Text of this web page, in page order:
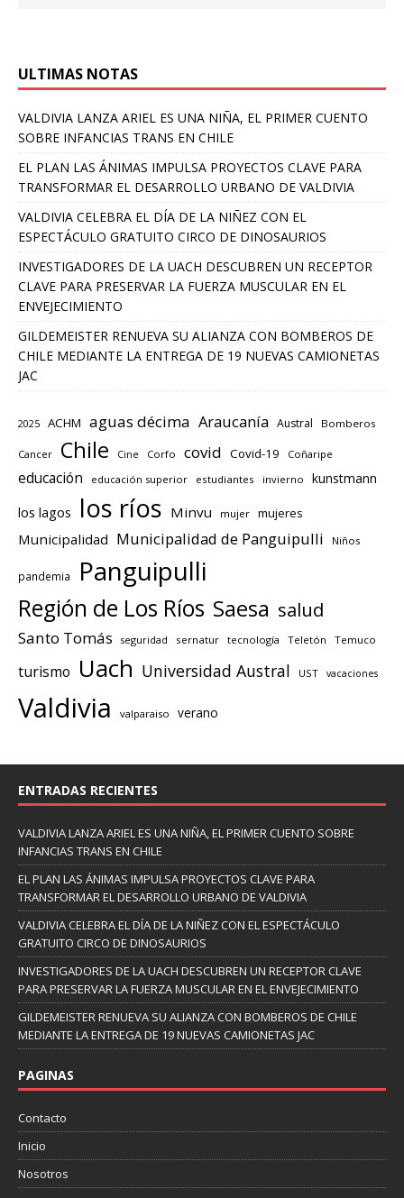
ULTIMAS NOTAS
VALDIVIA LANZA ARIEL ES UNA NIÑA, EL PRIMER CUENTO
SOBRE INFANCIAS TRANS EN CHILE
EL PLAN LAS ÁNIMAS IMPULSA PROYECTOS CLAVE PARA
TRANSFORMAR EL DESARROLLO URBANO DE VALDIVIA
VALDIVIA CELEBRA EL DÍA DE LA NIÑEZ CON EL
ESPECTÁCULO GRATUITO CIRCO DE DINOSAURIOS
INVESTIGADORES DE LA UACH DESCUBREN UN RECEPTOR
CLAVE PARA PRESERVAR LA FUERZA MUSCULAR EN EL
ENVEJECIMIENTO
GILDEMEISTER RENUEVA SU ALIANZA CON BOMBEROS DE
CHILE MEDIANTE LA ENTREGA DE 19 NUEVAS CAMIONETAS
JAC
2025 ACHM aguas décima Araucanía Austral Bomberos
Cancer Chile Cine Corfo covid Covid-19 Coñaripe
educación educación superior estudiantes invierno kunstmann
los lagos los ríos Minvu mujer mujeres
Municipalidad Municipalidad de Panguipulli Niños
pandemia Panguipulli
Región de Los Ríos Saesa salud
Santo Tomás seguridad sernatur tecnología Teletón Temuco
turismo Uach Universidad Austral UST vacaciones
Valdivia valparaiso verano
ENTRADAS RECIENTES
VALDIVIA LANZA ARIEL ES UNA NIÑA, EL PRIMER CUENTO SOBRE
INFANCIAS TRANS EN CHILE
EL PLAN LAS ÁNIMAS IMPULSA PROYECTOS CLAVE PARA
TRANSFORMAR EL DESARROLLO URBANO DE VALDIVIA
VALDIVIA CELEBRA EL DÍA DE LA NIÑEZ CON EL ESPECTÁCULO
GRATUITO CIRCO DE DINOSAURIOS
INVESTIGADORES DE LA UACH DESCUBREN UN RECEPTOR CLAVE
PARA PRESERVAR LA FUERZA MUSCULAR EN EL ENVEJECIMIENTO
GILDEMEISTER RENUEVA SU ALIANZA CON BOMBEROS DE CHILE
MEDIANTE LA ENTREGA DE 19 NUEVAS CAMIONETAS JAC
PAGINAS
Contacto
Inicio
Nosotros